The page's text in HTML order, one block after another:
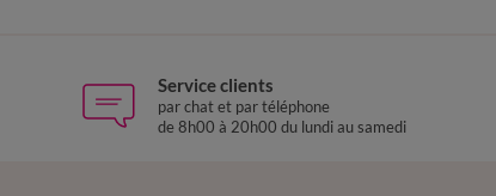
Service clients
par chat et par téléphone
de 8h00 à 20h00 du lundi au samedi